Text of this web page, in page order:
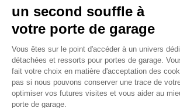
Porte Novoferm
Novorol après 04/2016
Trafeco +
Trafimatic +